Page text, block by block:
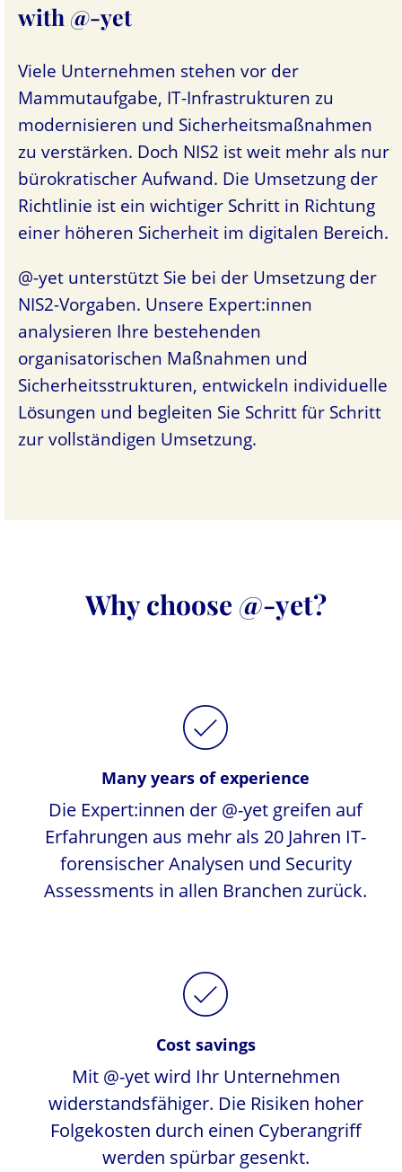
with @-yet
Viele Unternehmen stehen vor der
Mammutaufgabe, IT-Infrastrukturen zu
modernisieren und Sicherheitsmaßnahmen
zu verstärken. Doch NIS2 ist weit mehr als nur
bürokratischer Aufwand. Die Umsetzung der
Richtlinie ist ein wichtiger Schritt in Richtung
einer höheren Sicherheit im digitalen Bereich.
@-yet unterstützt Sie bei der Umsetzung der
NIS2-Vorgaben. Unsere Expert:innen
analysieren Ihre bestehenden
organisatorischen Maßnahmen und
Sicherheitsstrukturen, entwickeln individuelle
Lösungen und begleiten Sie Schritt für Schritt
zur vollständigen Umsetzung.
Why choose @-yet?
Many years of experience
Die Expert:innen der @-yet greifen auf
Erfahrungen aus mehr als 20 Jahren IT-
forensischer Analysen und Security
Assessments in allen Branchen zurück.
Cost savings
Mit @-yet wird Ihr Unternehmen
widerstandsfähiger. Die Risiken hoher
Folgekosten durch einen Cyberangriff
werden spürbar gesenkt.